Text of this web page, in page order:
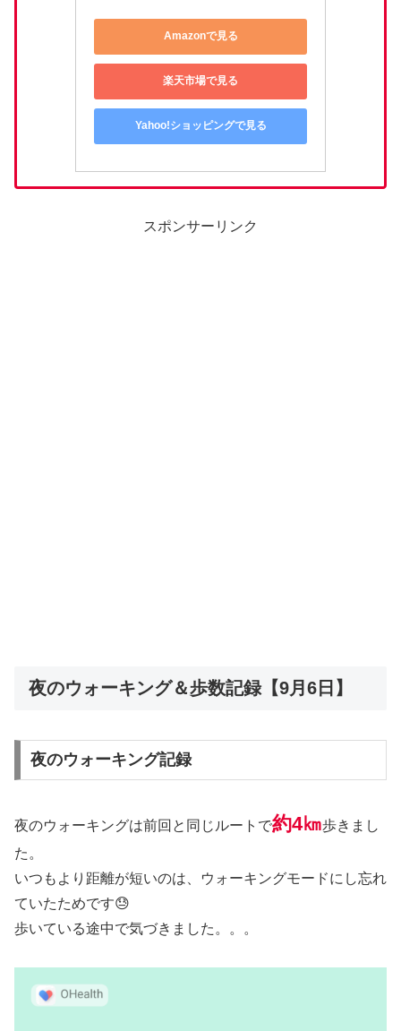
Amazonで見る
楽天市場で見る
Yahoo!ショッピングで見る
スポンサーリンク
夜のウォーキング＆歩数記録【9月6日】
夜のウォーキング記録
夜のウォーキングは前回と同じルートで約4㎞歩きまし
た。
いつもより距離が短いのは、ウォーキングモードにし忘れ
ていたためです😓
歩いている途中で気づきました。。。